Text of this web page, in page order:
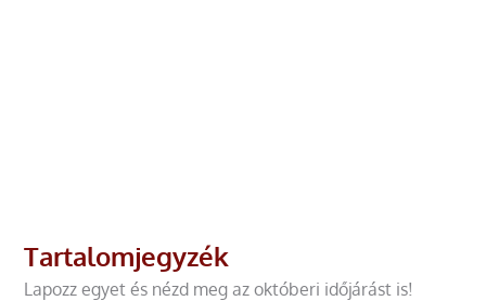
Tartalomjegyzék
Lapozz egyet és nézd meg az októberi időjárást is!